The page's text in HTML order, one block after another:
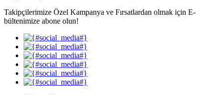
Takipçilerimize Özel Kampanya ve Fırsatlardan olmak için E-
bültenimize abone olun!